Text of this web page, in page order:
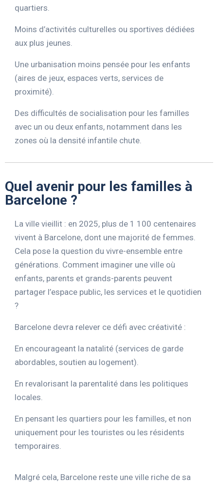
quartiers.
Moins d’activités culturelles ou sportives dédiées
aux plus jeunes.
Une urbanisation moins pensée pour les enfants
(aires de jeux, espaces verts, services de
proximité).
Des difficultés de socialisation pour les familles
avec un ou deux enfants, notamment dans les
zones où la densité infantile chute.
Quel avenir pour les familles à
Barcelone ?
La ville vieillit : en 2025, plus de 1 100 centenaires
vivent à Barcelone, dont une majorité de femmes.
Cela pose la question du vivre-ensemble entre
générations. Comment imaginer une ville où
enfants, parents et grands-parents peuvent
partager l’espace public, les services et le quotidien
?
Barcelone devra relever ce défi avec créativité :
En encourageant la natalité (services de garde
abordables, soutien au logement).
En revalorisant la parentalité dans les politiques
locales.
En pensant les quartiers pour les familles, et non
uniquement pour les touristes ou les résidents
temporaires.
Malgré cela, Barcelone reste une ville riche de sa